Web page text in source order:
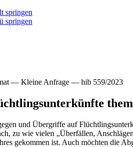
springen
springen
— Kleine Anfrage — hib 559/2023
und Übergriffe auf
zu wie vielen „Überfällen,
gekommen ist. Auch möchten die